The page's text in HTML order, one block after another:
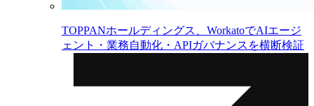
TOPPANホールディングス、WorkatoでAIエージ
ェント・業務自動化・APIガバナンスを横断検証